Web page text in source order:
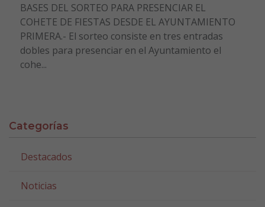
BASES DEL SORTEO PARA PRESENCIAR EL
COHETE DE FIESTAS DESDE EL AYUNTAMIENTO
PRIMERA.- El sorteo consiste en tres entradas
dobles para presenciar en el Ayuntamiento el
cohe...
Categorías
Destacados
Noticias